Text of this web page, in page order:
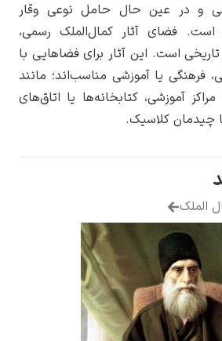
عین حال حامل نوعی وقار
آثار کمال‌الملک رسمی،
این آثار برای فضاهایی با
یا آموزشی مناسب‌اند؛ مانند
کتابخانه‌ها یا اتاق‌های
کلاسیک.